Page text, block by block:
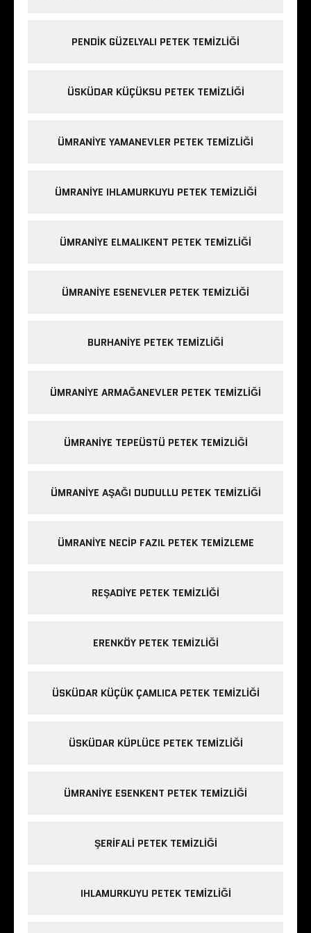
PENDIK GÜZELYALI PETEK TEMIZLIĞI
ÜSKÜDAR KÜÇÜKSU PETEK TEMIZLIĞI
ÜMRANIYE YAMANEVLER PETEK TEMIZLIĞI
ÜMRANIYE IHLAMURKUYU PETEK TEMIZLIĞI
ÜMRANIYE ELMALIKENT PETEK TEMIZLIĞI
ÜMRANIYE ESENEVLER PETEK TEMIZLIĞI
BURHANIYE PETEK TEMIZLIĞI
ÜMRANIYE ARMAĞANEVLER PETEK TEMIZLIĞI
ÜMRANIYE TEPEÜSTÜ PETEK TEMIZLIĞI
ÜMRANIYE AŞAĞI DUDULLU PETEK TEMIZLIĞI
ÜMRANIYE NECIP FAZIL PETEK TEMIZLEME
REŞADIYE PETEK TEMIZLIĞI
ERENKÖY PETEK TEMIZLIĞI
ÜSKÜDAR KÜÇÜK ÇAMLICA PETEK TEMIZLIĞI
ÜSKÜDAR KÜPLÜCE PETEK TEMIZLIĞI
ÜMRANIYE ESENKENT PETEK TEMIZLIĞI
ŞERIFALI PETEK TEMIZLIĞI
IHLAMURKUYU PETEK TEMIZLIĞI